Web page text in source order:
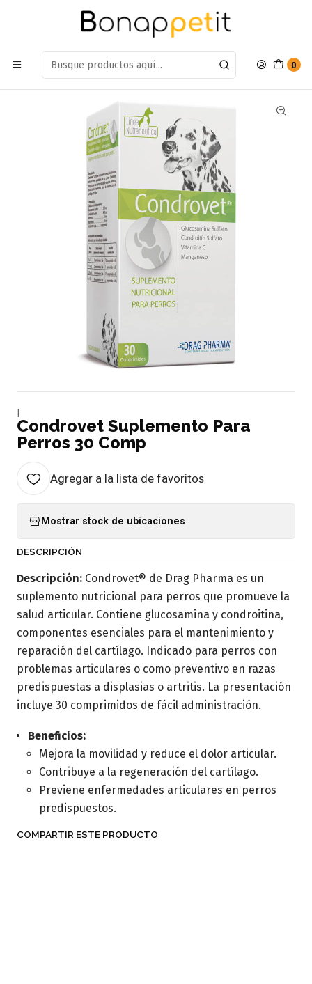
0
Estamos en: Antumalal 612, Quilicura Míranos en Maps
Condrovet Suplemento Para Perros 30 Comp
Condrovet Suplemento Para
Perros 30 Comp
Agregar a la lista de favoritos
Mostrar stock de ubicaciones
DESCRIPCIÓN
Descripción: Condrovet® de Drag Pharma es un
suplemento nutricional para perros que promueve la
salud articular. Contiene glucosamina y condroitina,
componentes esenciales para el mantenimiento y
reparación del cartílago. Indicado para perros con
problemas articulares o como preventivo en razas
predispuestas a displasias o artritis. La presentación
incluye 30 comprimidos de fácil administración.
Beneficios:
Mejora la movilidad y reduce el dolor articular.
Contribuye a la regeneración del cartílago.
Previene enfermedades articulares en perros
predispuestos.
COMPARTIR ESTE PRODUCTO